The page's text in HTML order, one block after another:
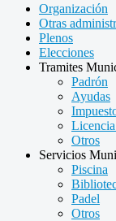
Organización
Otras
Plenos
Elecciones
Tramites
Padrón
Ayudas
Otros
Servicios
Piscina
Padel
Otros